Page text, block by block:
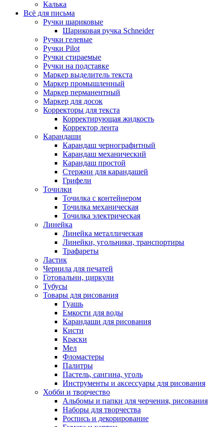
Калька
Всё для письма
Ручки шариковые
Шариковая ручка Schneider
Ручки гелевые
Ручки Pilot
Ручки стираемые
Ручки на подставке
Маркер выделитель текста
Маркер промышленный
Маркер перманентный
Маркер для досок
Корректоры для текста
Корректирующая жидкость
Корректор лента
Карандаши
Карандаш чернографитный
Карандаш механический
Карандаш простой
Стержни для карандашей
Грифели
Точилки
Точилка с контейнером
Точилка механическая
Точилка электрическая
Линейка
Линейка металлическая
Линейки, угольники, транспортиры
Трафареты
Ластик
Чернила для печатей
Готовальни, циркули
Тубусы
Товары для рисования
Гуашь
Емкости для воды
Карандаши для рисования
Кисти
Краски
Мел
Фломастеры
Палитры
Пастель, сангина, уголь
Инструменты и аксессуары для рисования
Хобби и творчество
Альбомы и папки для черчения, рисования
Наборы для творчества
Роспись и декорирование